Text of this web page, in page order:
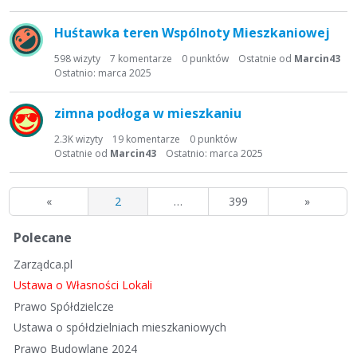
Huśtawka teren Wspólnoty Mieszkaniowej
598wizyty 7 komentarze 0 punktów Ostatnie od Marcin43
Ostatnio: marca 2025
zimna podłoga w mieszkaniu
2.3Kwizyty 19 komentarze 0 punktów
Ostatnie od Marcin43 Ostatnio: marca 2025
« 2 … 399 »
S
y
b
k
Polecane
Zarządca.pl
Ustawa o Własności Lokali
Prawo Spółdzielcze
Ustawa o spółdzielniach mieszkaniowych
Prawo Budowlane 2024